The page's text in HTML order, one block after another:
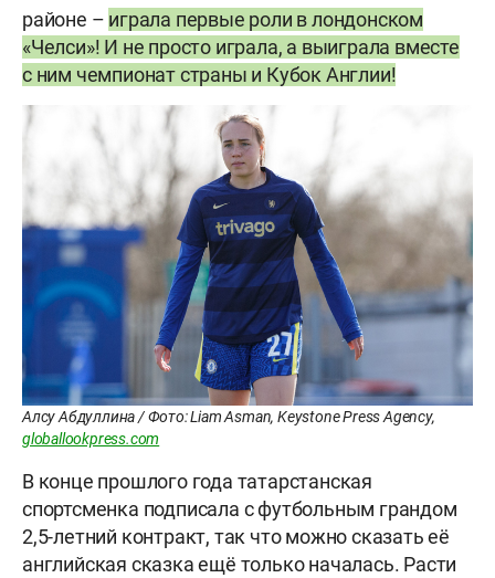
районе – играла первые роли в лондонском
«Челси»! И не просто играла, а выиграла вместе
с ним чемпионат страны и Кубок Англии!
Алсу Абдуллина / Фото: Liam Asman, Keystone Press Agency,
globallookpress.com
В конце прошлого года татарстанская
спортсменка подписала с футбольным грандом
2,5-летний контракт, так что можно сказать её
английская сказка ещё только началась. Расти